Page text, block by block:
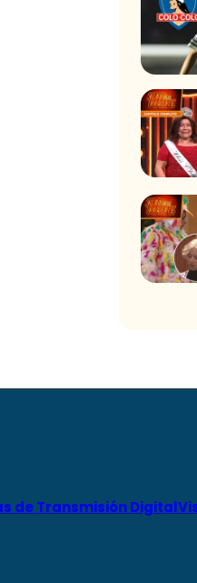
de Transmisión Digital